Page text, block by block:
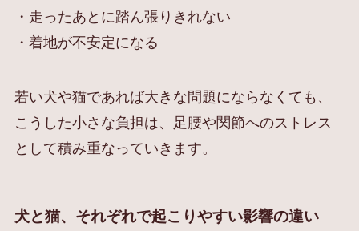
・走ったあとに踏ん張りきれない
・着地が不安定になる
若い犬や猫であれば大きな問題にならなくても、
こうした小さな負担は、足腰や関節へのストレス
として積み重なっていきます。
犬と猫、それぞれで起こりやすい影響の違い